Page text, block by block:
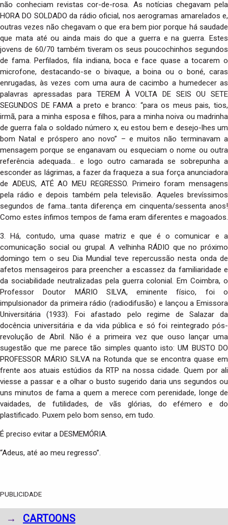
não conheciam revistas cor-de-rosa. As notícias chegavam pela
HORA DO SOLDADO da rádio oficial, nos aerogramas amarelados e,
outras vezes não chegavam o que era bem pior porque há saudade
que mata até ou ainda mais do que a guerra e na guerra. Estes
jovens de 60/70 também tiveram os seus poucochinhos segundos
de fama. Perfilados, fila indiana, boca e face quase a tocarem o
microfone, destacando-se o bivaque, a boina ou o boné, caras
enrugadas, às vezes com uma aura de cacimbo a humedecer as
palavras apressadas para TEREM À VOLTA DE SEIS OU SETE
SEGUNDOS DE FAMA a preto e branco: “para os meus pais, tios,
irmã, para a minha esposa e filhos, para a minha noiva ou madrinha
de guerra fala o soldado número x, eu estou bem e desejo-lhes um
bom Natal e próspero ano novo” – e muitos não terminavam a
mensagem porque se enganavam ou esqueciam o nome ou outra
referência adequada… e logo outro camarada se sobrepunha a
esconder as lágrimas, a fazer da fraqueza a sua força anunciadora
de ADEUS, ATÉ AO MEU REGRESSO. Primeiro foram mensagens
pela rádio e depois também pela televisão. Aqueles brevíssimos
segundos de fama…tanta diferença em cinquenta/sessenta anos!
Como estes ínfimos tempos de fama eram diferentes e magoados.
3. Há, contudo, uma quase matriz e que é o comunicar e a
comunicação social ou grupal. A velhinha RÁDIO que no próximo
domingo tem o seu Dia Mundial teve repercussão nesta onda de
afetos mensageiros para preencher a escassez da familiaridade e
da sociabilidade neutralizadas pela guerra colonial. Em Coimbra, o
Professor Doutor MÁRIO SILVA, eminente físico, foi o
impulsionador da primeira rádio (radiodifusão) e lançou a Emissora
Universitária (1933). Foi afastado pelo regime de Salazar da
docência universitária e da vida pública e só foi reintegrado pós-
revolução de Abril. Não é a primeira vez que ouso lançar uma
sugestão que me parece tão simples quanto isto: UM BUSTO DO
PROFESSOR MÁRIO SILVA na Rotunda que se encontra quase em
frente aos atuais estúdios da RTP na nossa cidade. Quem por ali
viesse a passar e a olhar o busto sugerido daria uns segundos ou
uns minutos de fama a quem a merece com perenidade, longe de
vaidades, de futilidades, de vãs glórias, do efémero e do
plastificado. Puxem pelo bom senso, em tudo.
É preciso evitar a DESMEMÓRIA.
“Adeus, até ao meu regresso”.
PUBLICIDADE
→ CARTOONS